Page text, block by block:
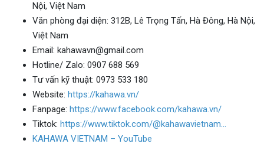
Nội, Việt Nam
Văn phòng đại diện: 312B, Lê Trọng Tấn, Hà Đông, Hà Nội,
Việt Nam
Email: kahawavn@gmail.com
Hotline/ Zalo: 0907 688 569
Tư vấn kỹ thuật: 0973 533 180
Website: https://kahawa.vn/
Fanpage: https://www.facebook.com/kahawa.vn/
Tiktok: https://www.tiktok.com/@kahawavietnam…
KAHAWA VIETNAM – YouTube